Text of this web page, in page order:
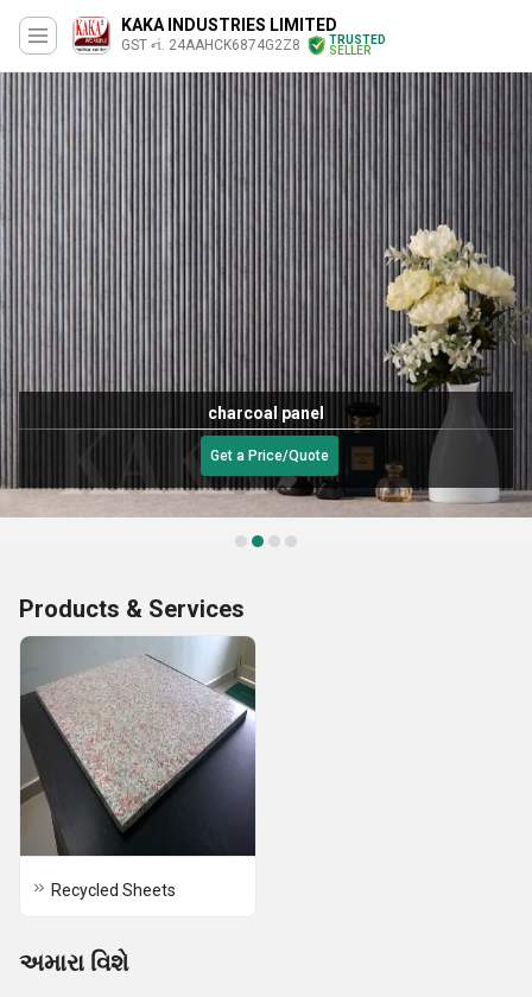
KAKA INDUSTRIES LIMITED
GST નં. 24AAHCK6874G2Z8
TRUSTED
SELLER
charcoal panel
Get a Price/Quote
Products & Services
Recycled Sheets
અમારા વિશે